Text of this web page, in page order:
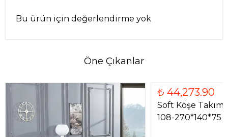
Bu ürün için değerlendirme yok
Öne Çıkanlar
₺ 44,273.90
Soft Köşe
108-270*140*75